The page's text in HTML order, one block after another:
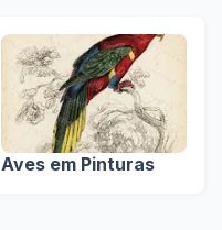
Aves em Pinturas